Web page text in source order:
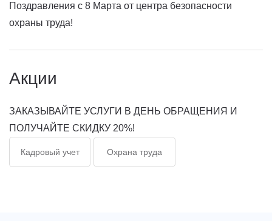
Поздравления с 8 Марта от центра безопасности
охраны труда!
Акции
ЗАКАЗЫВАЙТЕ УСЛУГИ В ДЕНЬ ОБРАЩЕНИЯ И
ПОЛУЧАЙТЕ СКИДКУ 20%!
Кадровый учет Охрана труда